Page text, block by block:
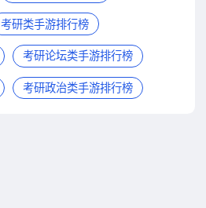
考研类手游排行榜
考研论坛类手游排行榜
考研政治类手游排行榜